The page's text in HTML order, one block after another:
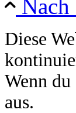
Nach
Diese
Wenn
aus.